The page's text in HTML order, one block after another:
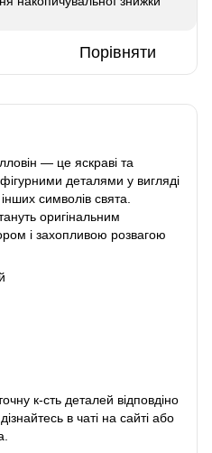
Порівняти
— це яскраві та
деталями у вигляді
символів свята.
оригінальним
і захопливою розвагою
к-сть деталей відповдіно
в чаті на сайті або